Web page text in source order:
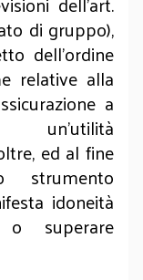
di gruppo),
dell’ordine
relative alla
a
ed al fine
strumento
idoneità
superare